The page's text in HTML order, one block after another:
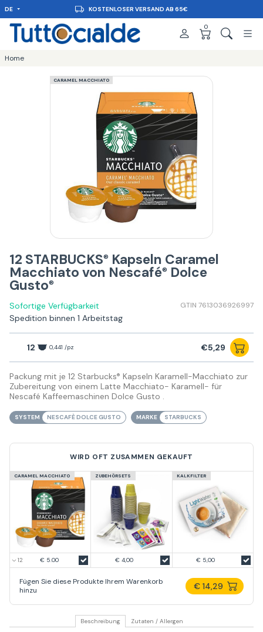
DE KOSTENLOSER VERSAND AB 65€
0
Home
CARAMEL MACCHIATO
12 STARBUCKS® Kapseln Caramel
Macchiato von Nescafé® Dolce
Gusto®
Sofortige Verfügbarkeit GTIN 7613036926997
Spedition binnen 1 Arbeitstag
12 0,441 /pz €5,29
Packung mit je 12 Starbucks® Kapseln Karamell-Macchiato zur
Zubereitung von einem Latte Macchiato- Karamell- für
Nescafé Kaffeemaschinen Dolce Gusto .
SYSTEM NESCAFÈ DOLCE GUSTO MARKE STARBUCKS
WIRD OFT ZUSAMMEN GEKAUFT
CARAMEL MACCHIATO
€ 5.00
ZUBEHÖRSETS
€ 4,00
KALKFILTER
€ 5,00
Fügen Sie diese Produkte Ihrem Warenkorb
hinzu
€ 14,29
Beschreibung Zutaten / Allergen